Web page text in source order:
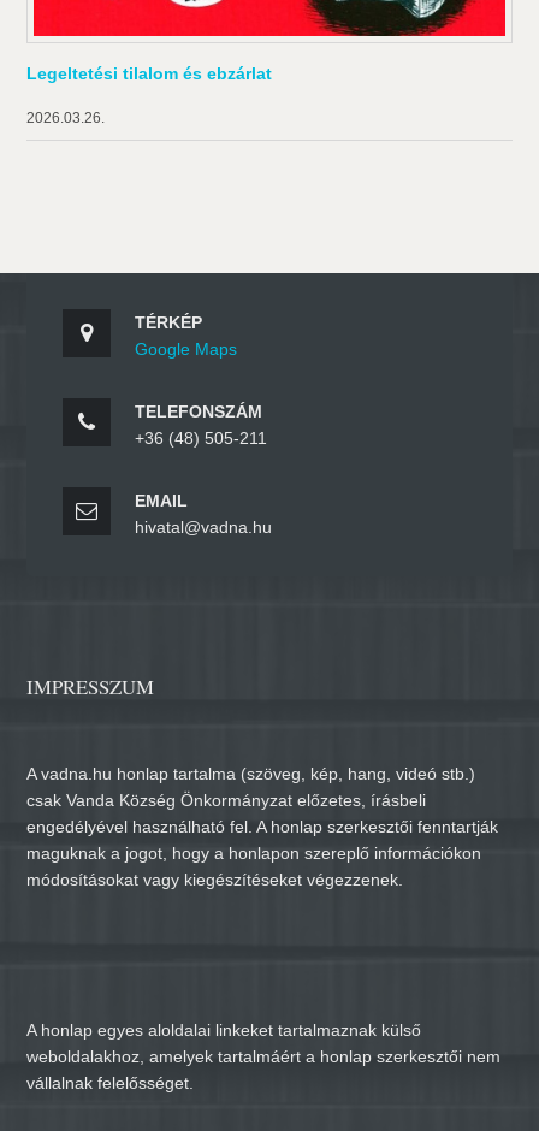
Legeltetési tilalom és ebzárlat
2026.03.26.
TÉRKÉP
Google Maps
TELEFONSZÁM
+36 (48) 505-211
EMAIL
hivatal@vadna.hu
IMPRESSZUM
A vadna.hu honlap tartalma (szöveg, kép, hang, videó stb.)
csak Vanda Község Önkormányzat előzetes, írásbeli
engedélyével használható fel. A honlap szerkesztői fenntartják
maguknak a jogot, hogy a honlapon szereplő információkon
módosításokat vagy kiegészítéseket végezzenek.
A honlap egyes aloldalai linkeket tartalmaznak külső
weboldalakhoz, amelyek tartalmáért a honlap szerkesztői nem
vállalnak felelősséget.